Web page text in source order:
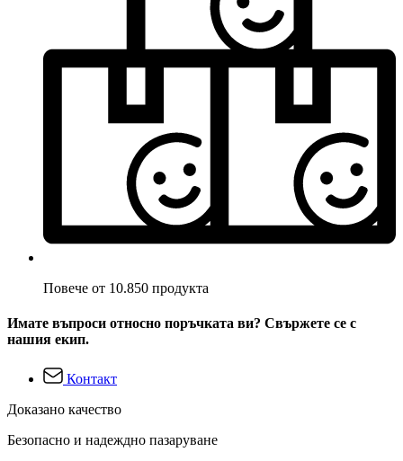
Повече от 10.850 продукта
Имате въпроси относно поръчката ви? Свържете се с
нашия екип.
Контакт
Доказано качество
Безопасно и надеждно пазаруване